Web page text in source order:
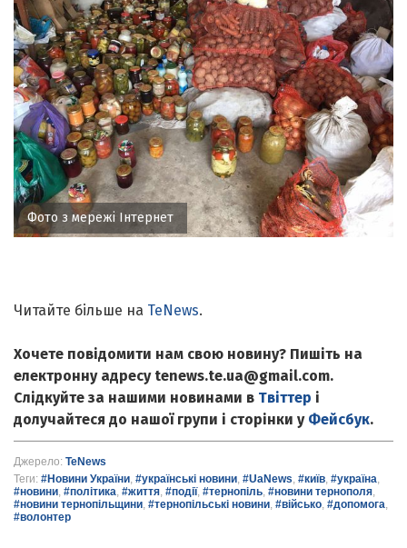
Фото з мережі Інтернет
Читайте більше на TeNews.
Хочете повідомити нам свою новину? Пишіть на
електронну адресу tenews.te.ua@gmail.com.
Слідкуйте за нашими новинами в Твіттер і
долучайтеся до нашої групи і сторінки у Фейсбук.
Джерело: TeNews
Теги: #Новини України, #українські новини, #UaNews, #київ, #україна,
#новини, #політика, #життя, #події, #тернопіль, #новини тернополя,
#новини тернопільщини, #тернопільські новини, #військо, #допомога,
#волонтер